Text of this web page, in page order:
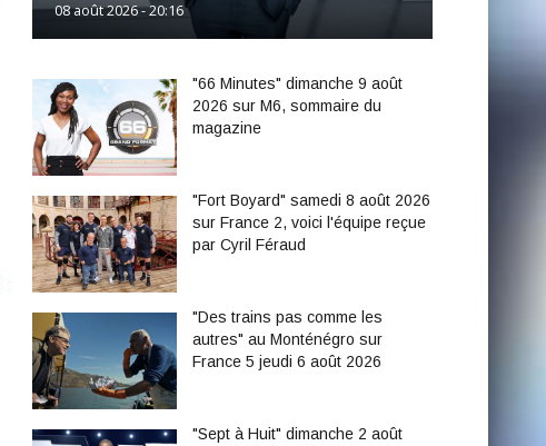
08 août 2026 - 20:16
"66 Minutes" dimanche 9 août
2026 sur M6, sommaire du
magazine
"Fort Boyard" samedi 8 août 2026
sur France 2, voici l'équipe reçue
par Cyril Féraud
"Des trains pas comme les
autres" au Monténégro sur
France 5 jeudi 6 août 2026
"Sept à Huit" dimanche 2 août